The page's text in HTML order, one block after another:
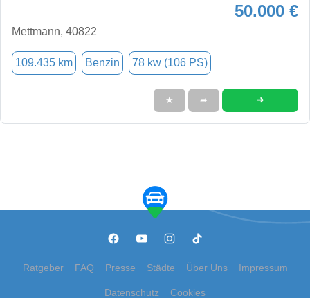
50.000 €
Mettmann, 40822
109.435 km Benzin 78 kw (106 PS)
★ ➦ ➜
Ratgeber FAQ Presse Städte Über Uns Impressum
Datenschutz Cookies